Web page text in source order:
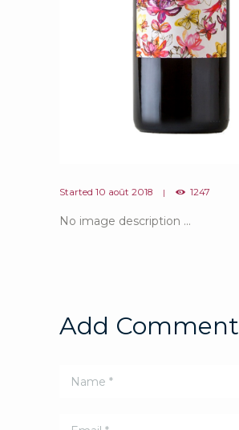
Started 10 août 2018 1247
No image description ...
Add Comment